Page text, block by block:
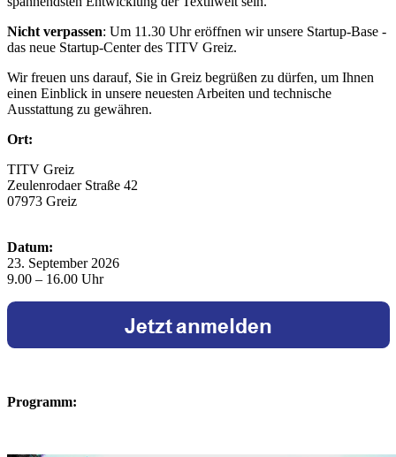
Nicht verpassen: Um 11.30 Uhr eröffnen wir unsere Startup-Base -
das neue Startup-Center des TITV Greiz.
Wir freuen uns darauf, Sie in Greiz begrüßen zu dürfen, um Ihnen
einen Einblick in unsere neuesten Arbeiten und technische
Ausstattung zu gewähren.
Ort:
TITV Greiz
Zeulenrodaer Straße 42
07973 Greiz
Datum:
23. September 2026
9.00 – 16.00 Uhr
Programm: